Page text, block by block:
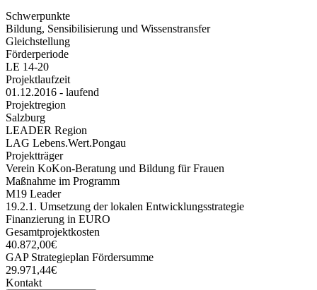
Schwerpunkte
Bildung, Sensibilisierung und Wissenstransfer
Gleichstellung
Förderperiode
LE 14-20
Projektlaufzeit
01.12.2016 - laufend
Projektregion
Salzburg
LEADER Region
LAG Lebens.Wert.Pongau
Projektträger
Verein KoKon-Beratung und Bildung für Frauen
Maßnahme im Programm
M19 Leader
19.2.1. Umsetzung der lokalen Entwicklungsstrategie
Finanzierung in EURO
Gesamtprojektkosten
40.872,00€
GAP Strategieplan Fördersumme
29.971,44€
Kontakt